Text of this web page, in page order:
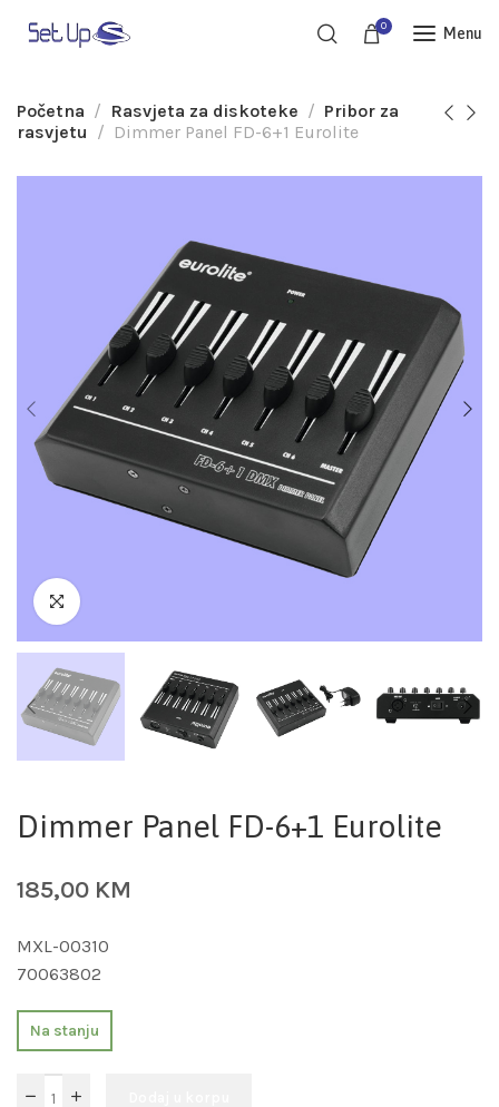
0 Menu
Početna Rasvjeta za diskoteke
Pribor za
rasvjetu
Dimmer Panel FD-6+1 Eurolite
Dimmer Panel FD-6+1 Eurolite
185,00 KM
MXL-00310
70063802
Na stanju